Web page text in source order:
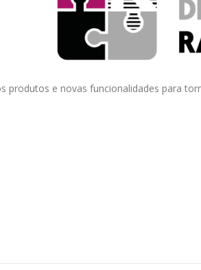
produtos e novas funcionalidades para